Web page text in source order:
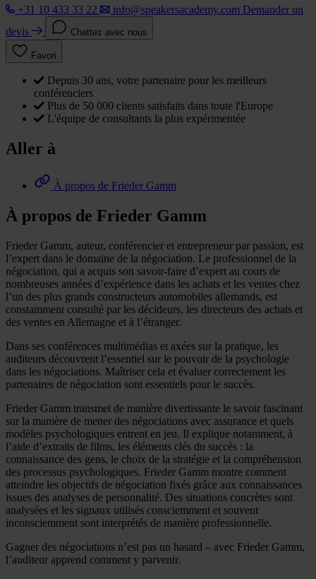
+31 10 433 33 22 info@speakersacademy.com Demander un
devis
Chattez avec nous
Favori
Depuis 30 ans, votre partenaire pour les meilleurs
conférenciers
Plus de 50 000 clients satisfaits dans toute l'Europe
L'équipe de consultants la plus expérimentée
Aller à
À propos de Frieder Gamm
À propos de Frieder Gamm
Frieder Gamm, auteur, conférencier et entrepreneur par passion, est
l’expert dans le domaine de la négociation. Le professionnel de la
négociation, qui a acquis son savoir-faire d’expert au cours de
nombreuses années d’expérience dans les achats et les ventes chez
l’un des plus grands constructeurs automobiles allemands, est
constamment consulté par les décideurs, les directeurs des achats et
des ventes en Allemagne et à l’étranger.
Dans ses conférences multimédias et axées sur la pratique, les
auditeurs découvrent l’essentiel sur le pouvoir de la psychologie
dans les négociations. Maîtriser cela et évaluer correctement les
partenaires de négociation sont essentiels pour le succès.
Frieder Gamm transmet de manière divertissante le savoir fascinant
sur la manière de mener des négociations avec assurance et quels
modèles psychologiques entrent en jeu. Il explique notamment, à
l’aide d’extraits de films, les éléments clés du succès : la
connaissance des gens, le choix de la stratégie et la compréhension
des processus psychologiques. Frieder Gamm montre comment
atteindre les objectifs de négociation fixés grâce aux connaissances
issues des analyses de personnalité. Des situations concrètes sont
analysées et les signaux utilisés consciemment et souvent
inconsciemment sont interprétés de manière professionnelle.
Gagner des négociations n’est pas un hasard – avec Frieder Gamm,
l’auditeur apprend comment y parvenir.